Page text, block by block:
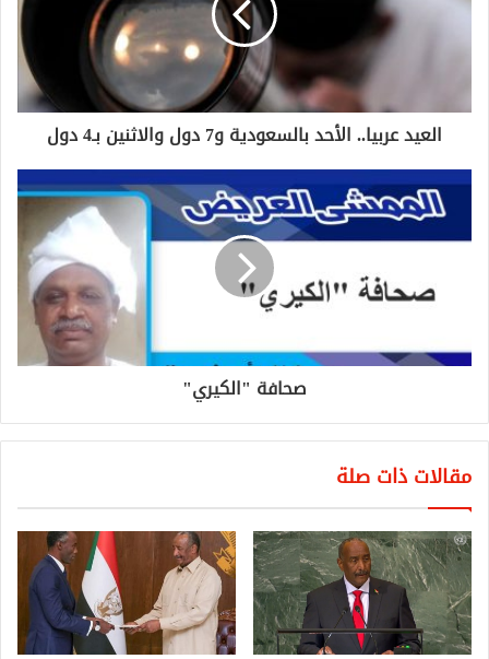
العيد عربيا.. الأحد بالسعودية و7 دول والاثنين بـ4 دول
صحافة "الكيري"
مقالات ذات صلة